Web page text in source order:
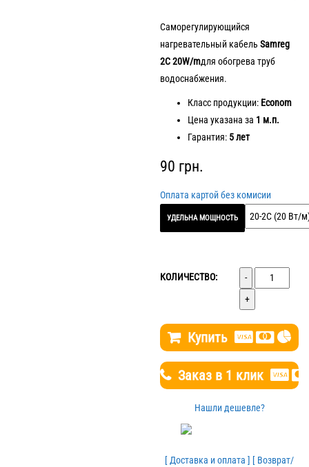
основе
пользователей
Саморегулирующийся
нагревательный кабельSamreg
2C 20W/mдля обогрева труб
водоснабжения.
Класс продукции: Econom
Цена указана за 1 м.п.
Гарантия: 5 лет
90 грн.
Оплата картой без комисии
УДЕЛЬНА МОЩНОСТЬ
КОЛИЧЕСТВО: Количество
Купить
Заказ в 1 клик
Нашли дешевле?
[ Доставка и оплата ] [ Возврат/